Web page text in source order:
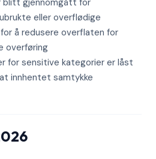
blitt gjennomgått for
eller overflødige
å redusere overflaten for
overføring
for sensitive kategorier er låst
innhentet samtykke